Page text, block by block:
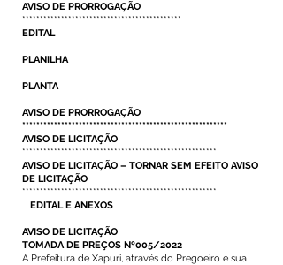
AVISO DE PRORROGAÇÃO
*********************************************
EDITAL
PLANILHA
PLANTA
AVISO DE PRORROGAÇÃO
**********************************************************
AVISO DE LICITAÇÃO
*******************************************************
AVISO DE LICITAÇÃO – TORNAR SEM EFEITO AVISO
DE LICITAÇÃO
*******************************************************
EDITAL E ANEXOS
AVISO DE LICITAÇÃO
TOMADA DE PREÇOS Nº005/2022
A Prefeitura de Xapuri, através do Pregoeiro e sua